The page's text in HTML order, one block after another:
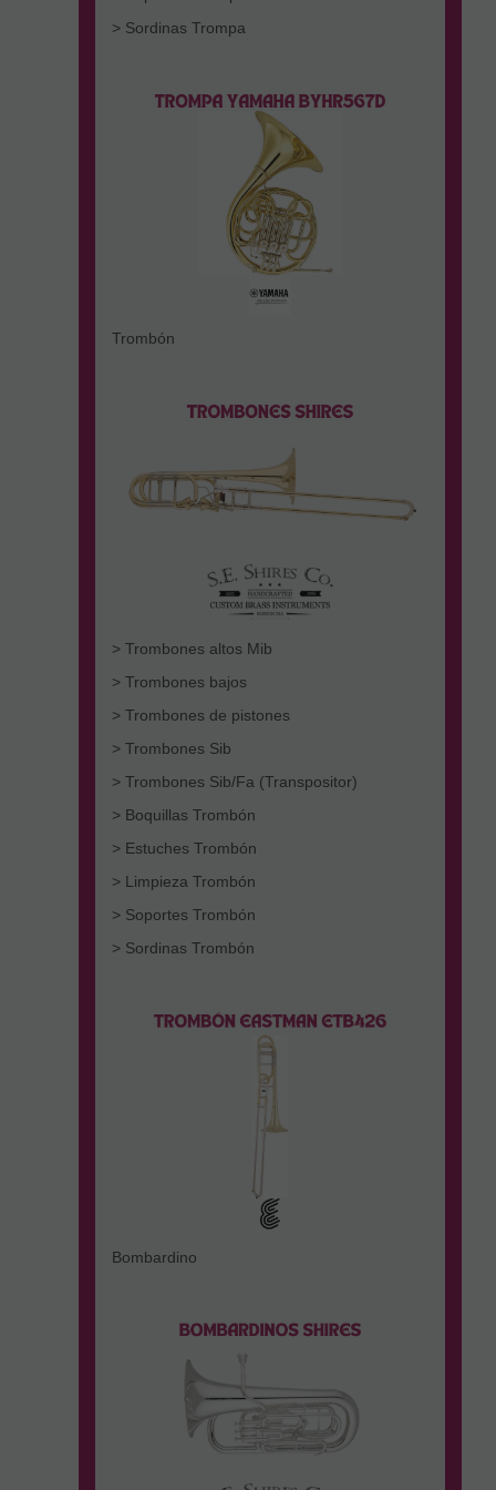
> Sordinas Trompa
Trombón
> Trombones altos Mib
> Trombones bajos
> Trombones de pistones
> Trombones Sib
> Trombones Sib/Fa (Transpositor)
> Boquillas Trombón
> Estuches Trombón
> Limpieza Trombón
> Soportes Trombón
> Sordinas Trombón
Bombardino